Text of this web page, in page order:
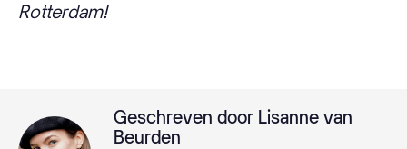
Rotterdam!
Geschreven door Lisanne van
Beurden